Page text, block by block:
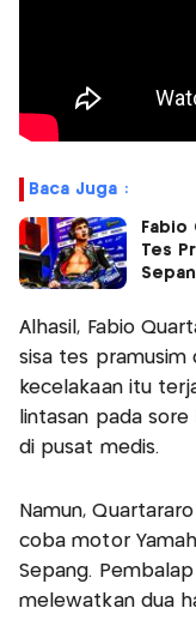
Baca Juga :
Tes
Alhasil, Fabio
sisa tes pramusim
kecelakaan itu
lintasan pada
di pusat medis.
Namun,
coba motor
Sepang.
melewatkan dua